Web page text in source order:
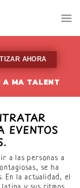
AHORA
A MA TALENT
EVENTOS
a las personas a
se ha
En la actualidad, el